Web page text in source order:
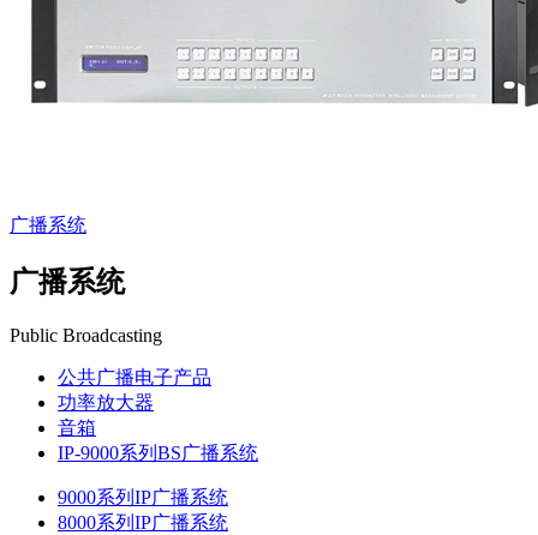
广播系统
广播系统
Public Broadcasting
公共广播电子产品
功率放大器
音箱
IP-9000系列BS广播系统
9000系列IP广播系统
8000系列IP广播系统